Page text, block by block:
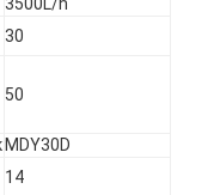
насос
30
50
MDY30D
14